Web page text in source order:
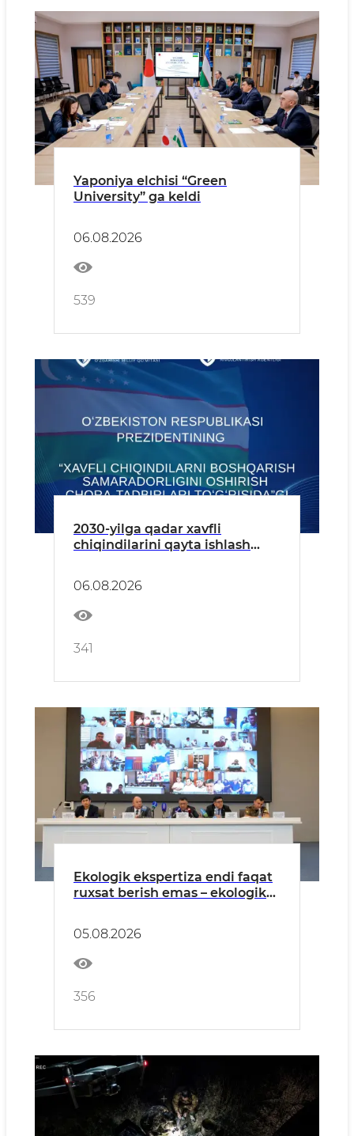
Yaponiya elchisi “Green
University” ga keldi
06.08.2026
539
2030-yilga qadar xavfli
chiqindilarini qayta ishlash
boʻyicha Prezident qarori
06.08.2026
341
Ekologik ekspertiza endi faqat
ruxsat berish emas – ekologik
05.08.2026
356